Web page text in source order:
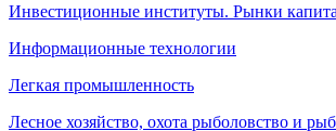
Инвестиционные институты. Рынки
Информационные технологии
Легкая промышленность
Лесное хозяйство, охота рыболовство и